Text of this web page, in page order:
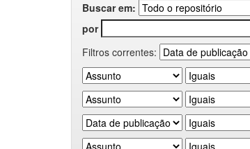
Buscar em:
por
Filtros correntes: